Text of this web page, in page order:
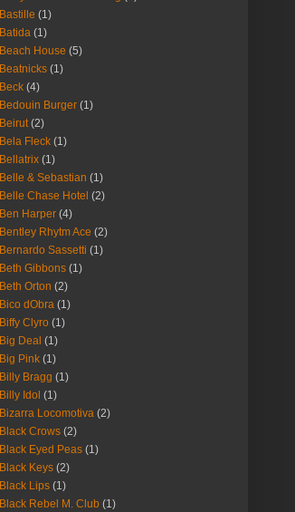
Bastille (1)
Batida (1)
Beach House (5)
Beatnicks (1)
Beck (4)
Bedouin Burger (1)
Beirut (2)
Bela Fleck (1)
Bellatrix (1)
Belle & Sebastian (1)
Belle Chase Hotel (2)
Ben Harper (4)
Bentley Rhytm Ace (2)
Bernardo Sassetti (1)
Beth Gibbons (1)
Beth Orton (2)
Bico dObra (1)
Biffy Clyro (1)
Big Deal (1)
Big Pink (1)
Billy Bragg (1)
Billy Idol (1)
Bizarra Locomotiva (2)
Black Crows (2)
Black Eyed Peas (1)
Black Keys (2)
Black Lips (1)
Black Rebel M. Club (1)